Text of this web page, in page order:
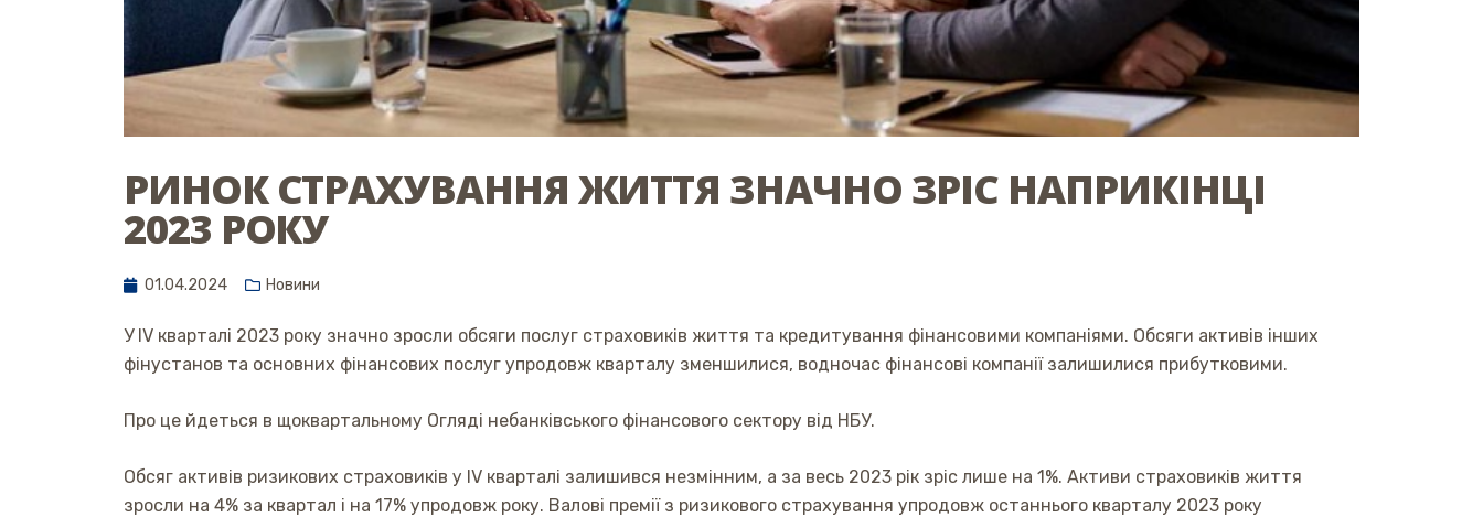
РИНОК СТРАХУВАННЯ ЖИТТЯ ЗНАЧНО ЗРІС НАПРИКІНЦІ
2023 РОКУ
01.04.2024 Новини
У ІV кварталі 2023 року значно зросли обсяги послуг страховиків життя та кредитування фінансовими компаніями. Обсяги активів інших
фінустанов та основних фінансових послуг упродовж кварталу зменшилися, водночас фінансові компанії залишилися прибутковими.
Про це йдеться в щоквартальному Огляді небанківського фінансового сектору від НБУ.
Обсяг активів ризикових страховиків у IV кварталі залишився незмінним, а за весь 2023 рік зріс лише на 1%. Активи страховиків життя
зросли на 4% за квартал і на 17% упродовж року. Валові премії з ризикового страхування упродовж останнього кварталу 2023 року